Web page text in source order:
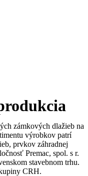
zámkových dlažieb na
výrobkov patrí
prvkov záhradnej
Premac, spol. s r.
stavebnom trhu.
CRH.